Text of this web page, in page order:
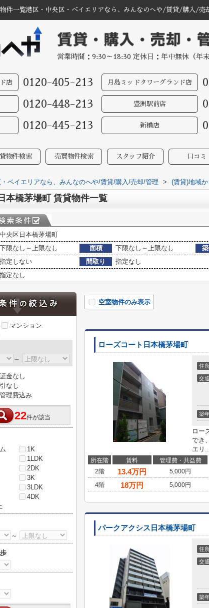
件一覧港区・中央区・ベイエリアなら、みんなのへや/賃貸/購入/売
営業時間：9:30～18:30 定休日：年中無休（年
店 0120-405-213 月島ミッドタワーグランド店
0120-448-213 豊洲駅前店
0120-445-213 新橋店
物件検索 売買物件検索 スタッフ紹介 口コミ
ベイエリアなら、みんなのへや/賃貸/購入/売却/管理 > (賃貸)地域
本橋茅場町 賃貸物件一覧
中央区日本橋茅場町
下限なし～上限なし 面積 下限なし～上限なし
指定しない 間取り
指定なし
指定なし
空室物件のみ表示
ローズコート日本橋茅場町
住
交通
築
ロー
でき
エリ
所在階 賃料 管理費・共益費
2階
13.4万円 5,000円
4階
18万円 5,000円
パークアクシス日本橋茅場町
住
交通
築
マンション
～
金なし
なし
理費込み
22件が該当
1K
1LDK
2DK
3K
3LDK
4DK
～